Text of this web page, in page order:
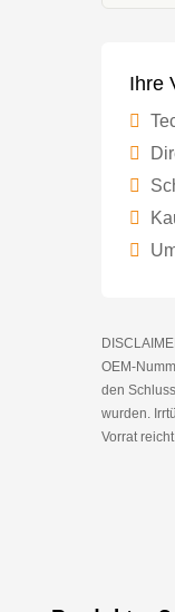
Ihre
OEM-
den
wurden.
Vorrat